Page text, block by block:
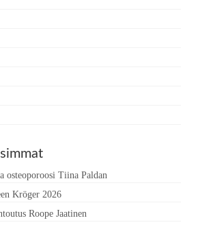
osteoporoosi Tiina Paldan
Kröger 2026
Roope Jaatinen